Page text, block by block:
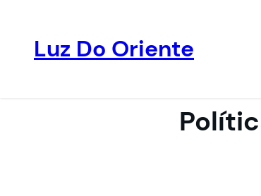
Luz Do Oriente